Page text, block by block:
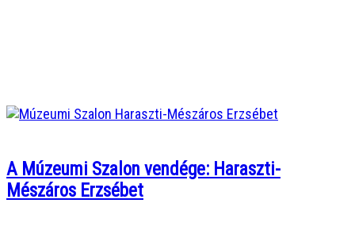
A Múzeumi Szalon vendége: Haraszti-
Mészáros Erzsébet